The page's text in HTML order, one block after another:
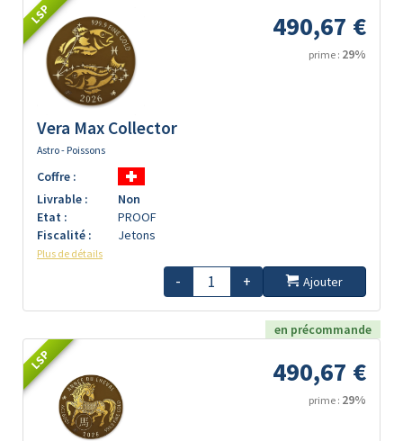
LSP 490,67 €
prime : 29%
Vera Max Collector
Astro - Poissons
Coffre :
Livrable :
Non
Etat :
PROOF
Fiscalité :
Jetons
Plus de détails
- + Ajouter
en précommande
LSP 490,67 €
prime : 29%